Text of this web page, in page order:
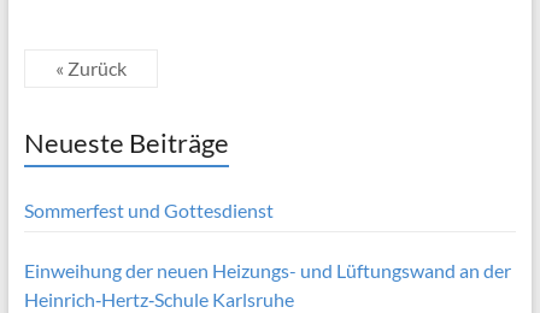
« Zurück
Neueste Beiträge
Sommerfest und Gottesdienst
Einweihung der neuen Heizungs- und Lüftungswand an der
Heinrich‑Hertz‑Schule Karlsruhe